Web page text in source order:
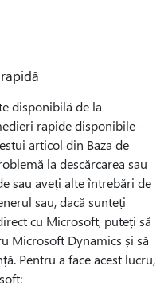
disponibilă de la
rapide disponibile -
articol din Baza de
la descărcarea sau
sau aveți alte întrebări de
sau, dacă sunteți
cu Microsoft, puteți să
Microsoft Dynamics și să
Pentru a face acest lucru,